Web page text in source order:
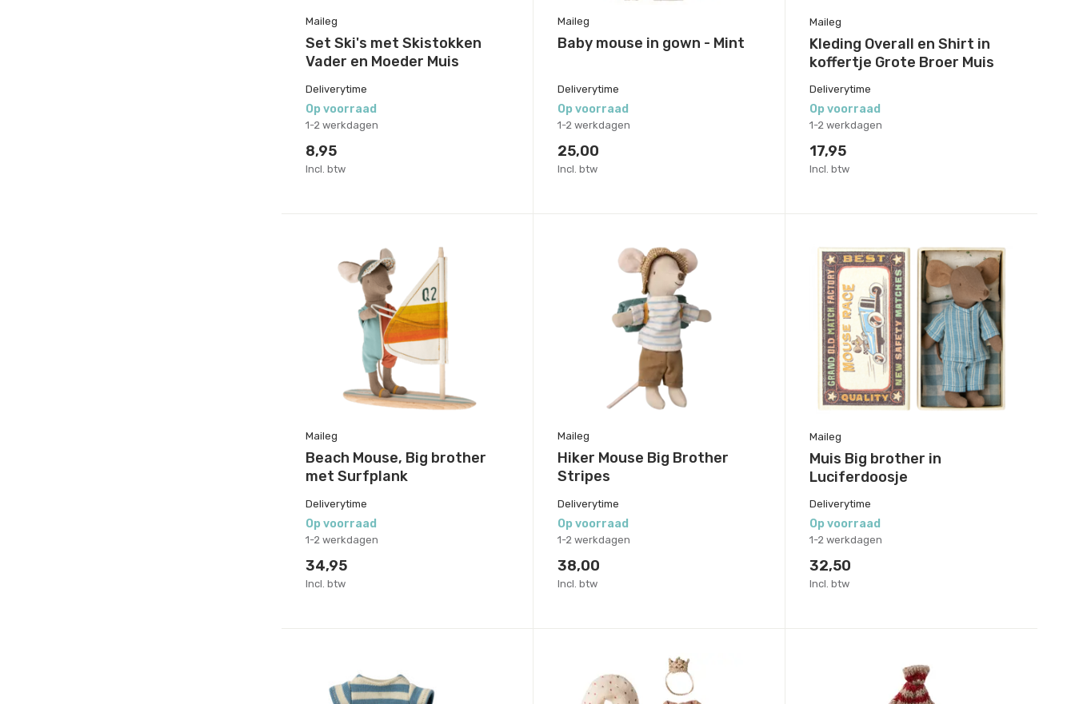
Maileg
Set Ski's met Skistokken
Vader en Moeder Muis
Deliverytime
Op voorraad
1-2 werkdagen
8,95
Incl. btw
Maileg
Baby mouse in gown - Mint
Deliverytime
Op voorraad
1-2 werkdagen
25,00
Incl. btw
Maileg
Kleding Overall en Shirt in
koffertje Grote Broer Muis
Deliverytime
Op voorraad
1-2 werkdagen
17,95
Incl. btw
Maileg
Beach Mouse, Big brother
met Surfplank
Deliverytime
Op voorraad
1-2 werkdagen
34,95
Incl. btw
Maileg
Hiker Mouse Big Brother
Stripes
Deliverytime
Op voorraad
1-2 werkdagen
38,00
Incl. btw
Maileg
Muis Big brother in
Luciferdoosje
Deliverytime
Op voorraad
1-2 werkdagen
32,50
Incl. btw